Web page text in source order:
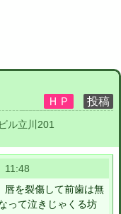
ル立川201
唇を裂傷して前歯は無
って泣きじゃくる坊